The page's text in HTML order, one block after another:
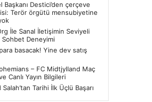
Başkanı Destici’den çerçeve
Terör örgütü mensubiyetine
İle Sanal İletişimin Seviyeli
Sohbet Deneyimi
basacak! Yine dev satış
– FC Midtjylland Maç
Canlı Yayın Bilgileri
Tarihi İlk Üçlü Başarı